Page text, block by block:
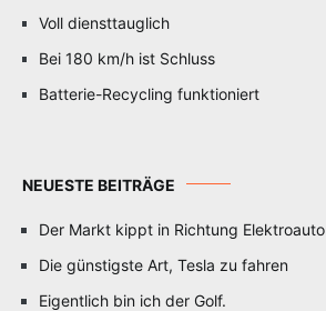
Voll diensttauglich
Bei 180 km/h ist Schluss
Batterie-Recycling funktioniert
NEUESTE BEITRÄGE
Der Markt kippt in Richtung Elektroauto
Die günstigste Art, Tesla zu fahren
Eigentlich bin ich der Golf.